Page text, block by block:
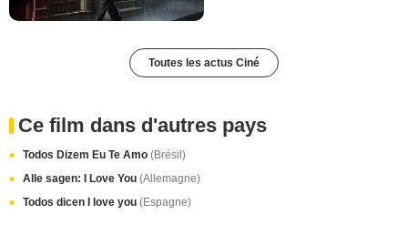
Toutes les actus Ciné
Ce film dans d'autres pays
Todos Dizem Eu Te Amo (Brésil)
Alle sagen: I Love You (Allemagne)
Todos dicen I love you (Espagne)